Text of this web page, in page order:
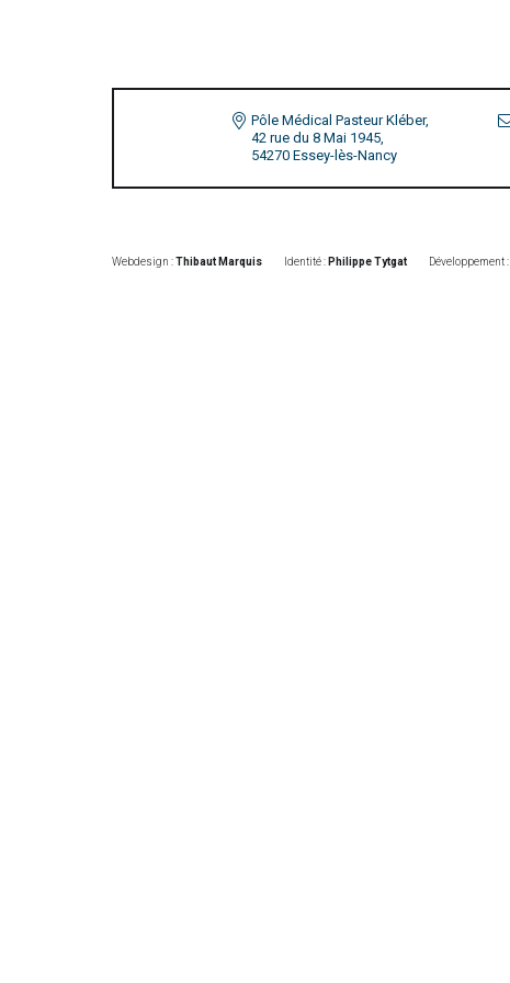
Pôle Médical Pasteur Kléber,
42 rue du 8 Mai 1945,
54270 Essey-lès-Nancy
Webdesign :Thibaut Marquis Identité : Philippe Tytgat Développement :